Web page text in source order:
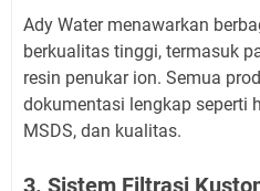
Ady Water menawarkan
berkualitas tinggi, termasuk
resin penukar ion. Semua
dokumentasi lengkap seperti
MSDS, dan kualitas.